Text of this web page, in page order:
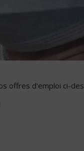
offres d'emploi ci-